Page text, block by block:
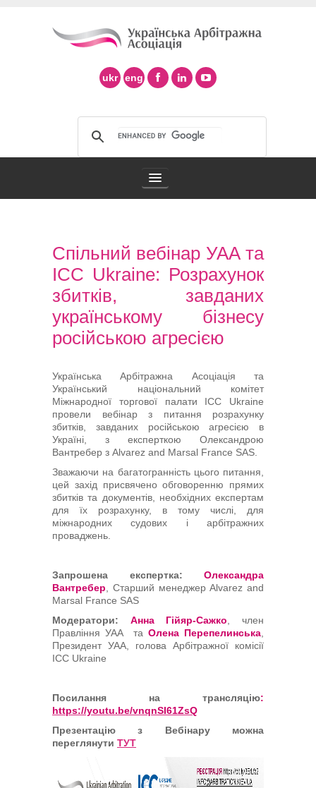
ukr eng
Арбітраж в Україні
Підтримка арбітражу ad hoc
Арбітри
Бібліотека
Студенти
Заходи
Галузеві арбітражі
Спільний вебінар УАА та
ICC Ukraine: Розрахунок
збитків, завданих
українському бізнесу
російською агресією
Українська Арбітражна Асоціація та
Український національний комітет
Міжнародної торгової палати ICC Ukraine
провели вебінар з питання розрахунку
збитків, завданих російською агресією в
Україні, з експерткою Олександрою
Вантребер з Alvarez and Marsal France SAS.
Зважаючи на багатогранність цього питання,
цей захід присвячено обговоренню прямих
збитків та документів, необхідних експертам
для їх розрахунку, в тому числі, для
міжнародних судових і арбітражних
проваджень.
Запрошена експертка:
Олександра
Вантребер , Старший менеджер Alvarez and
Marsal France SAS
Модератори: Анна Гійяр-Сажко , член
Правління УАА та Олена Перепелинська
Президент УАА, голова Арбітражної комісії
ICC Ukraine
Посилання на трансляцію:
https://youtu.be/vnqnSI61ZsQ
Презентацію з Вебінару можна
переглянути ТУТ